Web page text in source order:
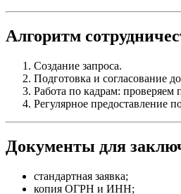
Алгоритм
Создание запроса.
Подготовка и согласование
Работа по кадрам: проверяем
Регулярное предоставление
Документы для
стандартная заявка;
копия ОГРН и ИНН;